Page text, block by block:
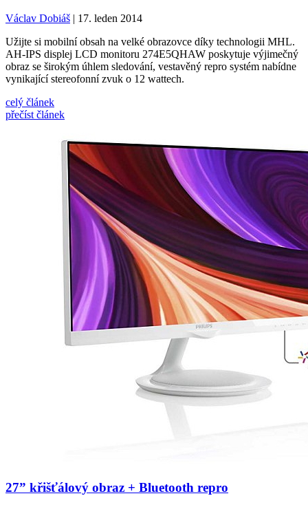
Václav Dobiáš | 17. leden 2014
Užijte si mobilní obsah na velké obrazovce díky technologii MHL.
AH-IPS displej LCD monitoru 274E5QHAW poskytuje výjimečný
obraz se širokým úhlem sledování, vestavěný repro systém nabídne
vynikající stereofonní zvuk o 12 wattech.
celý článek
přečíst článek
27” křišťálový obraz + Bluetooth repro